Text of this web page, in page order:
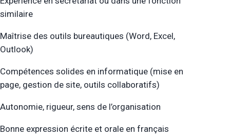
similaire
Maîtrise des outils bureautiques (Word, Excel,
Outlook)
Compétences solides en informatique (mise en
page, gestion de site, outils collaboratifs)
Autonomie, rigueur, sens de l’organisation
Bonne expression écrite et orale en français